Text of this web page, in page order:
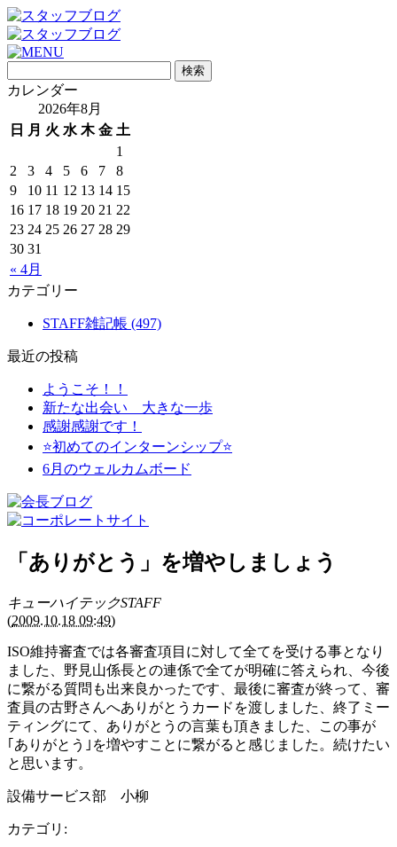
カレンダー
2026年8月
日
月 火 水 木 金 土
« 4月
1
2
3 4 5 6 7
8
9
10 11 12 13 14 15
16 17 18 19 20 21 22
23 24 25 26 27 28 29
30 31
カテゴリー
STAFF雑記帳 (497)
最近の投稿
ようこそ！！
新たな出会い 大きな一歩
感謝感謝です！
⭐初めてのインターンシップ⭐
6月のウェルカムボード
「ありがとう」を増やしましょう
キューハイテックSTAFF
(2009.10.18 09:49)
ISO維持審査では各審査項目に対して全てを受ける事となり
ました、野見山係長との連係で全てが明確に答えられ、今後
に繋がる質問も出来良かったです、最後に審査が終って、審
査員の古野さんへありがとうカードを渡しました、終了ミー
ティングにて、ありがとうの言葉も頂きました、この事が
｢ありがとう｣を増やすことに繋がると感じました。続けたい
と思います。
設備サービス部 小柳
カテゴリ :